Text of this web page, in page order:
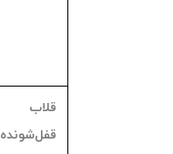
قلاب
قفل‌شونده